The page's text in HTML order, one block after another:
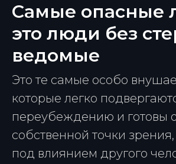
Самые опасные
это люди без
ведомые
Это те самые особо
которые легко
переубеждению и готовы
собственной точки
под влиянием другого